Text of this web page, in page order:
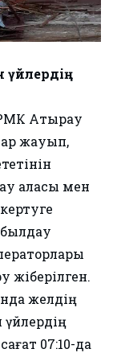
үйлердің
РМК Атырау
жауып,
қаласы мен
жіберілген.
желдің
үйлердің
07:10-да